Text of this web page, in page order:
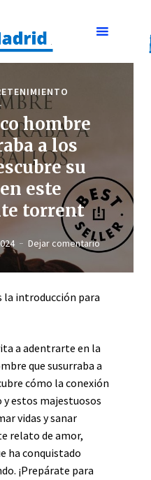
hombre
a los
su
este
torrent
Dejar comentario
la introducción para
a adentrarte en la
que susurraba a
cómo la conexión
estos majestuosos
vidas y sanar
relato de amor,
ha conquistado
¡Prepárate para